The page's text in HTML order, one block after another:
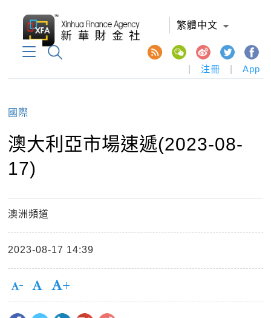
繁體中文
注冊 App
國際
澳大利亞市場速遞(2023-08-
17)
澳洲頻道
2023-08-17 14:39